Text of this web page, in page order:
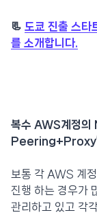
📃 도쿄 진출 스
를 소개합니다.
복수 AWS계정
Peering+Proxy’
보통 각 AWS 계
진행 하는 경우가
관리하고 있고 각